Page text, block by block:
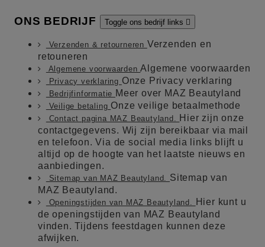
ONS BEDRIJF Toggle ons bedrijf links 
Verzenden & retourneren Verzenden en
retouneren
Algemene voorwaardenAlgemene voorwaarden
Privacy verklaring Onze Privacy verklaring
Bedrijfinformatie Meer over MAZ Beautyland
Veilige betaling Onze veilige betaalmethode
Contact pagina MAZ Beautyland.
Hier zijn onze
contactgegevens. Wij zijn bereikbaar via mail
en telefoon. Via de social media links blijft u
altijd op de hoogte van het laatste nieuws en
aanbiedingen.
Sitemap van MAZ Beautyland. Sitemap van
MAZ Beautyland.
Openingstijden van MAZ Beautyland.
Hier kunt u
de openingstijden van MAZ Beautyland
vinden. Tijdens feestdagen kunnen deze
afwijken.